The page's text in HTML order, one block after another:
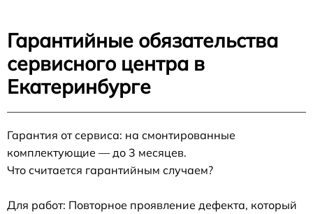
Гарантийные обязательства
сервисного центра в
Екатеринбурге
Гарантия от сервиса: на смонтированные
комплектующие — до 3 месяцев.
Что считается гарантийным случаем?
Для работ: Повторное проявление дефекта, который